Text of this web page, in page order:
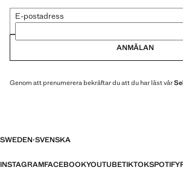
E-postadress
ANMÄLAN
Genom att prenumerera bekräftar du att du har läst vår
SWEDEN·SVENSKA
INSTAGRAMFACEBOOKYOUTUBETIKTOKSPOTIFY